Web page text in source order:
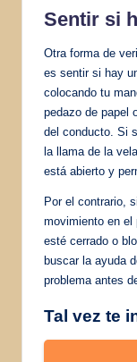
Sentir si
Otra forma de
es sentir si hay
colocando tu
pedazo de papel
del conducto. Si
la llama de la
está abierto y
Por el contrario,
movimiento en el
esté cerrado o
buscar la ayuda
problema antes
Tal vez te